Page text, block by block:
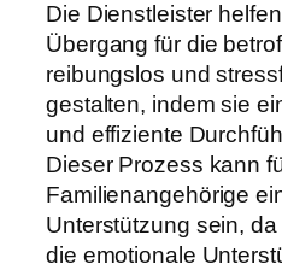
Die Dienstleister
Übergang für die
reibungslos und
gestalten, indem sie
und effiziente
Dieser Prozess kann
Familienangehörige
Unterstützung sein,
die emotionale